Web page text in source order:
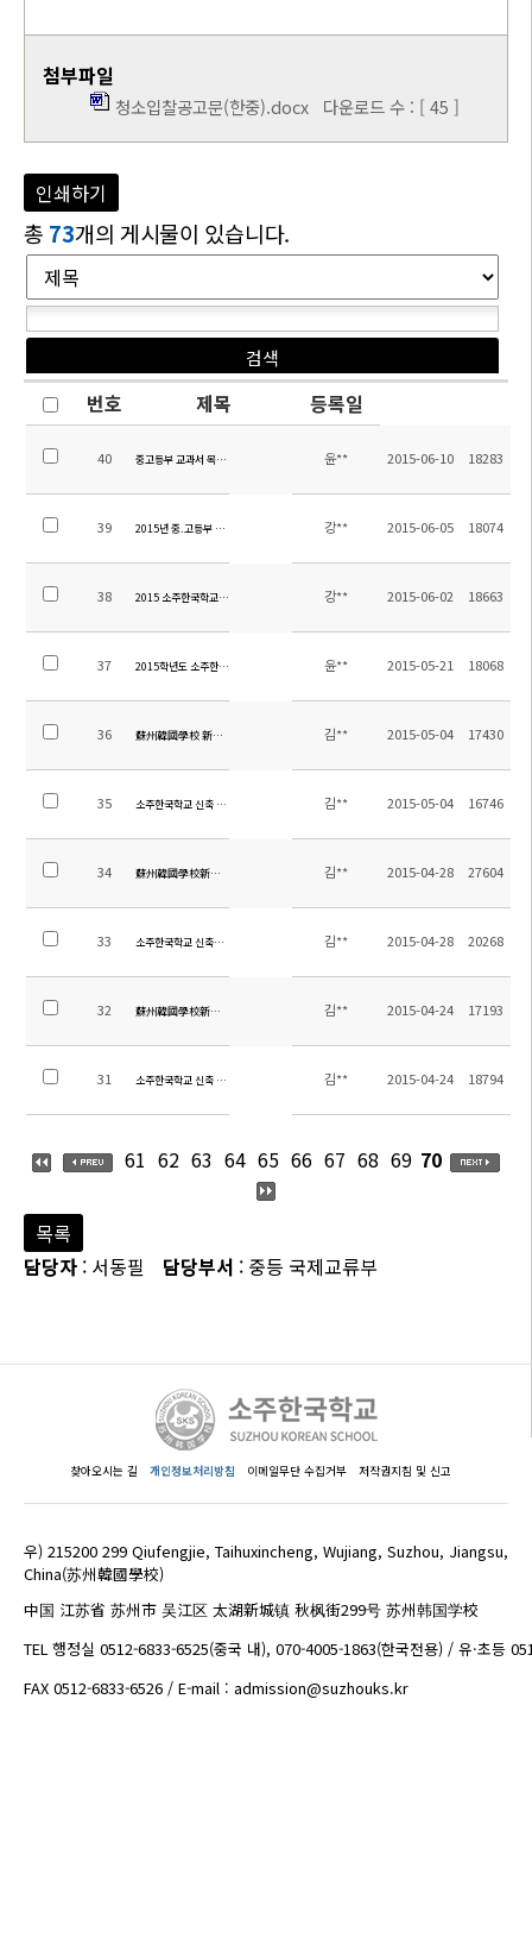
첨부파일
청소입찰공고문(한중).docx 다운로드 수 : [ 45 ]
인쇄하기
총 73개의 게시물이 있습니다.
번호 제목 등록일
40 중고등부 교과서 목록 안내 윤** 2015-06-10 18283
39 2015년 중.고등부 신.편입학 운영 계획 강** 2015-06-05 18074
38 2015 소주한국학교 교육과정 체험생 모집 강** 2015-06-02 18663
37 2015학년도 소주한국학교 여름 방학 방과후 학교(중등) 신청안내
윤** 2015-05-21 18068
36 蘇州韓國學校 新築 工事 入札 日程 變更 김** 2015-05-04 17430
35 소주한국학교 신축 공사 입찰 일정 변경 김** 2015-05-04 16746
34 蘇州韓國學校新建工程法定監理（全面負責監理）企業選拔緊急公告
김** 2015-04-28 27604
33 소주한국학교 신축공사 법적감리(전면책임감리) 업체 선정 공고
김** 2015-04-28 20268
32 蘇州韓國學校新建企業選拔緊急公告 김** 2015-04-24 17193
31 소주한국학교 신축 입찰 공고(한글) 김** 2015-04-24 18794
61 62 63 64 65 66 67 68 69 70
목록
담당자 : 서동필 담당부서 : 중등 국제교류부
찾아오시는 길 개인정보처리방침 이메일무단 수집거부 저작권지침 및 신고
우) 215200 299 Qiufengjie, Taihuxincheng, Wujiang, Suzhou, Jiangsu,
China(苏州韓國學校)
中国 江苏省 苏州市 吴江区 太湖新城镇 秋枫街299号 苏州韩国学校
TEL 행정실 0512-6833-6525(중국 내), 070-4005-1863(한국전용) / 유·초등
FAX 0512-6833-6526 / E-mail : admission@suzhouks.kr